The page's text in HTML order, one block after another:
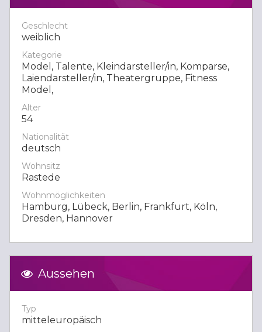
Geschlecht
weiblich
Kategorie
Model, Talente, Kleindarsteller/in, Komparse,
Laiendarsteller/in, Theatergruppe, Fitness
Model,
Alter
54
Nationalität
deutsch
Wohnsitz
Rastede
Wohnmöglichkeiten
Hamburg, Lübeck, Berlin, Frankfurt, Köln,
Dresden, Hannover
Aussehen
Typ
mitteleuropäisch